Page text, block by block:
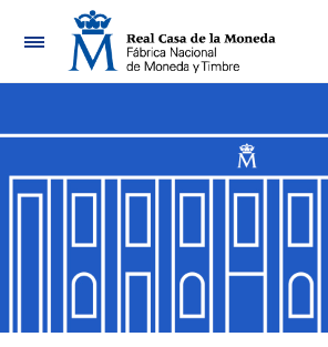
Navegació
Mostra/Amaga
Mostra/Amaga
Mostra/Amaga